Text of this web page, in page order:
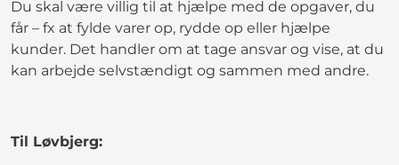
Du skal være villig til at hjælpe med de opgaver, du
får – fx at fylde varer op, rydde op eller hjælpe
kunder. Det handler om at tage ansvar og vise, at du
kan arbejde selvstændigt og sammen med andre.
Til Løvbjerg: